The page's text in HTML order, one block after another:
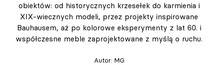
obiektów: od historycznych krzesełek do karmienia i
XIX-wiecznych modeli, przez projekty inspirowane
Bauhausem, aż po kolorowe eksperymenty z lat 60. i
współczesne meble zaprojektowane z myślą o ruchu.
Autor: MG